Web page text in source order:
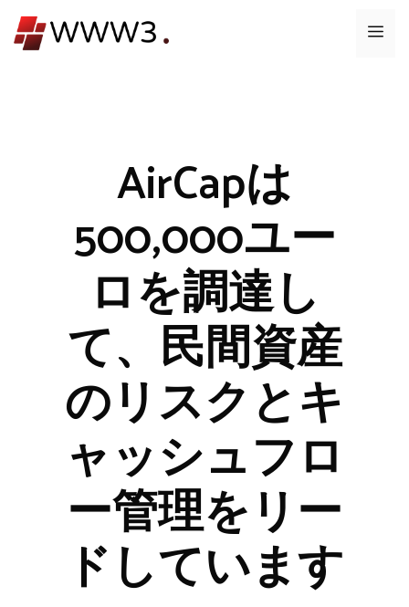
ン
メ
AirCapは
500,000ユー
ロを調達し
て、民間資産
のリスクとキ
ャッシュフロ
ー管理をリー
ドしています